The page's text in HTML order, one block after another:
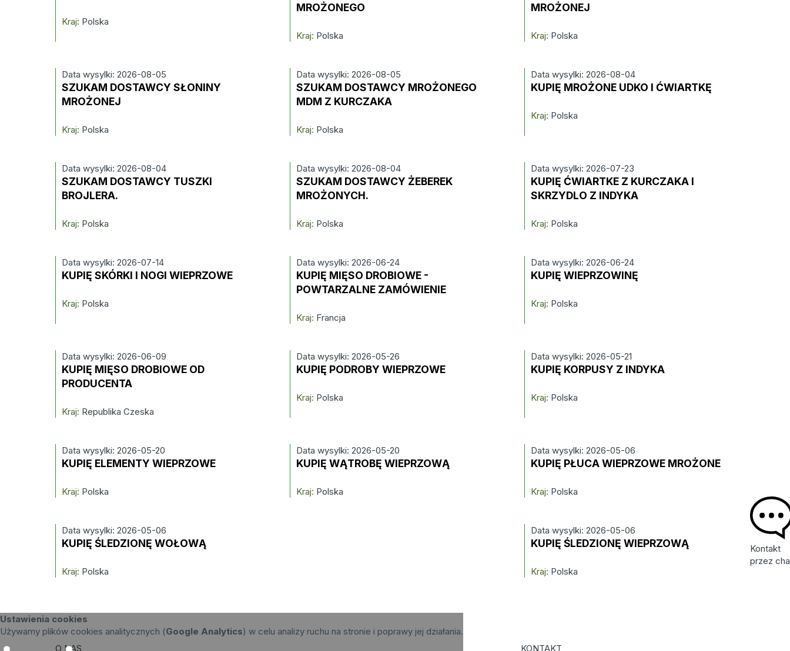
Kraj: Polska
MROŻONEGO
Kraj: Polska
MROŻONEJ
Kraj: Polska
Data wysylki: 2026-08-05
SZUKAM DOSTAWCY SŁONINY
MROŻONEJ
Kraj: Polska
Data wysylki: 2026-08-05
SZUKAM DOSTAWCY MROŻONEGO
MDM Z KURCZAKA
Kraj: Polska
Data wysylki: 2026-08-04
KUPIĘ MROŻONE UDKO I ĆWIARTKĘ
Kraj: Polska
Data wysylki: 2026-08-04
SZUKAM DOSTAWCY TUSZKI
BROJLERA.
Kraj: Polska
Data wysylki: 2026-08-04
SZUKAM DOSTAWCY ŻEBEREK
MROŻONYCH.
Kraj: Polska
Data wysylki: 2026-07-23
KUPIĘ ĆWIARTKE Z KURCZAKA I
SKRZYDLO Z INDYKA
Kraj: Polska
Data wysylki: 2026-07-14
KUPIĘ SKÓRKI I NOGI WIEPRZOWE
Kraj: Polska
Data wysylki: 2026-06-24
KUPIĘ MIĘSO DROBIOWE -
POWTARZALNE ZAMÓWIENIE
Kraj: Francja
Data wysylki: 2026-06-24
KUPIĘ WIEPRZOWINĘ
Kraj: Polska
Data wysylki: 2026-06-09
KUPIĘ MIĘSO DROBIOWE OD
PRODUCENTA
Kraj: Republika Czeska
Data wysylki: 2026-05-26
KUPIĘ PODROBY WIEPRZOWE
Kraj: Polska
Data wysylki: 2026-05-21
KUPIĘ KORPUSY Z INDYKA
Kraj: Polska
Data wysylki: 2026-05-20
KUPIĘ ELEMENTY WIEPRZOWE
Kraj: Polska
Data wysylki: 2026-05-20
KUPIĘ WĄTROBĘ WIEPRZOWĄ
Kraj: Polska
Data wysylki: 2026-05-06
KUPIĘ PŁUCA WIEPRZOWE MROŻONE
Kraj: Polska
Data wysylki: 2026-05-06
KUPIĘ ŚLEDZIONĘ WOŁOWĄ
Kraj: Polska
Data wysylki: 2026-05-06
KUPIĘ ŚLEDZIONĘ WIEPRZOWĄ
Kraj: Polska
Kontakt
przez
Ustawienia cookies
Używamy plików cookies analitycznych (Google Analytics) w celu analizy ruchu na stronie i poprawy jej działania.
O NAS KONTAKT